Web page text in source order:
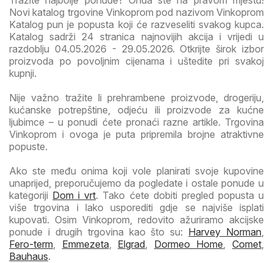
Novi katalog trgovine Vinkoprom pod nazivom Vinkoprom
Katalog pun je popusta koji će razveseliti svakog kupca.
Katalog sadrži 24 stranica najnovijih akcija i vrijedi u
razdoblju 04.05.2026 - 29.05.2026. Otkrijte širok izbor
proizvoda po povoljnim cijenama i uštedite pri svakoj
kupnji.
Nije važno tražite li prehrambene proizvode, drogeriju,
kućanske potrepštine, odjeću ili proizvode za kućne
ljubimce – u ponudi ćete pronaći razne artikle. Trgovina
Vinkoprom i ovoga je puta pripremila brojne atraktivne
popuste.
Ako ste među onima koji vole planirati svoje kupovine
unaprijed, preporučujemo da pogledate i ostale ponude u
kategoriji Dom i vrt. Tako ćete dobiti pregled popusta u
više trgovina i lako usporediti gdje se najviše isplati
kupovati. Osim Vinkoprom, redovito ažuriramo akcijske
ponude i drugih trgovina kao što su: Harvey Norman
Fero-term
Emmezeta, Elgrad Dormeo Home ,Comet
Bauhaus.